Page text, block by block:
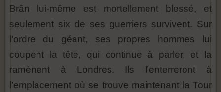
Brân lui-même est mortellement blessé, et
seulement six de ses guerriers survivent. Sur
l’ordre du géant, ses propres hommes lui
coupent la tête, qui continue à parler, et la
ramènent à Londres. Ils l’enterreront à
l’emplacement où se trouve maintenant la Tour